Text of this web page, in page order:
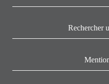
Rechercher